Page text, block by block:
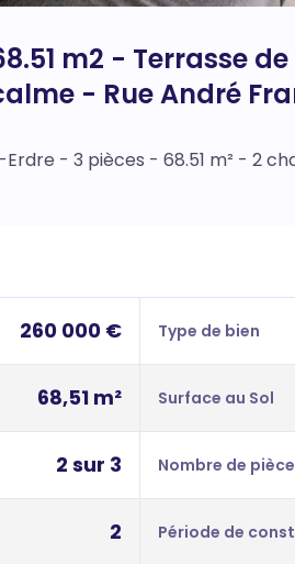
m2 - Terrasse
- Rue André
- 3 pièces - 68.51 m² - 2
260 000 € Type de bien
68,51 m² Surface au Sol
2 sur 3 Nombre de
2 Période de